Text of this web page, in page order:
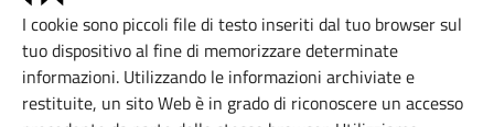
I cookie sono piccoli file di testo inseriti dal tuo browser sul
tuo dispositivo al fine di memorizzare determinate
informazioni. Utilizzando le informazioni archiviate e
restituite, un sito Web è in grado di riconoscere un accesso
FONDAZIONI